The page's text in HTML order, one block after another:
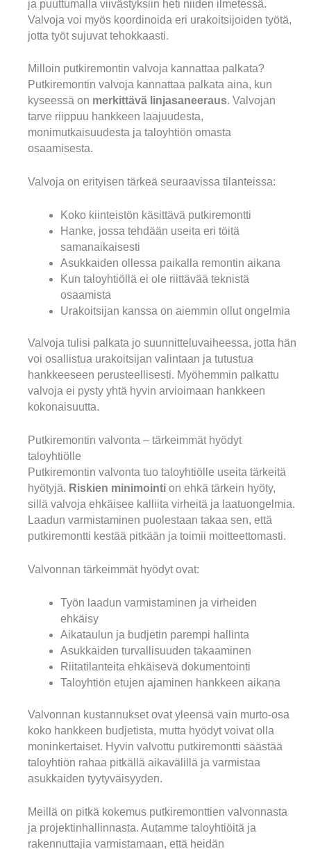
ja puuttumalla viivästyksiin heti niiden ilmetessä.
Valvoja voi myös koordinoida eri urakoitsijoiden työtä,
jotta työt sujuvat tehokkaasti.
Milloin putkiremontin valvoja kannattaa palkata?
Putkiremontin valvoja kannattaa palkata aina, kun
kyseessä on merkittävä linjasaneeraus. Valvojan
tarve riippuu hankkeen laajuudesta,
monimutkaisuudesta ja taloyhtiön omasta
osaamisesta.
Valvoja on erityisen tärkeä seuraavissa tilanteissa:
Koko kiinteistön käsittävä putkiremontti
Hanke, jossa tehdään useita eri töitä
samanaikaisesti
Asukkaiden ollessa paikalla remontin aikana
Kun taloyhtiöllä ei ole riittävää teknistä
osaamista
Urakoitsijan kanssa on aiemmin ollut ongelmia
Valvoja tulisi palkata jo suunnitteluvaiheessa, jotta hän
voi osallistua urakoitsijan valintaan ja tutustua
hankkeeseen perusteellisesti. Myöhemmin palkattu
valvoja ei pysty yhtä hyvin arvioimaan hankkeen
kokonaisuutta.
Putkiremontin valvonta – tärkeimmät hyödyt
taloyhtiölle
Putkiremontin valvonta tuo taloyhtiölle useita tärkeitä
hyötyjä. Riskien minimointi on ehkä tärkein hyöty,
sillä valvoja ehkäisee kalliita virheitä ja laatuongelmia.
Laadun varmistaminen puolestaan takaa sen, että
putkiremontti kestää pitkään ja toimii moitteettomasti.
Valvonnan tärkeimmät hyödyt ovat:
Työn laadun varmistaminen ja virheiden
ehkäisy
Aikataulun ja budjetin parempi hallinta
Asukkaiden turvallisuuden takaaminen
Riitatilanteita ehkäisevä dokumentointi
Taloyhtiön etujen ajaminen hankkeen aikana
Valvonnan kustannukset ovat yleensä vain murto-osa
koko hankkeen budjetista, mutta hyödyt voivat olla
moninkertaiset. Hyvin valvottu putkiremontti säästää
taloyhtiön rahaa pitkällä aikavälillä ja varmistaa
asukkaiden tyytyväisyyden.
Meillä on pitkä kokemus putkiremonttien valvonnasta
ja projektinhallinnasta. Autamme taloyhtiöitä ja
rakennuttajia varmistamaan, että heidän